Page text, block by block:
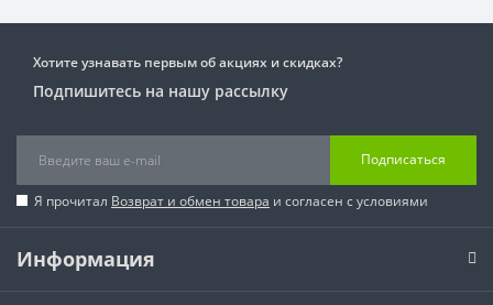
Хотите узнавать первым об акциях и скидках?
Подпишитесь на нашу рассылку
Подписаться
Я прочитал Возврат и обмен товара и согласен с условиями
Информация